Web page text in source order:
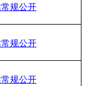
规公开
规公开
规公开